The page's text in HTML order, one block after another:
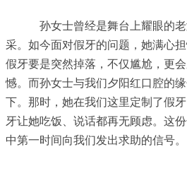
孙女士曾经是舞台上耀眼的
采。如今面对假牙的问题，她满心
假牙要是突然掉落，不仅尴尬，更
憾。而孙女士与我们夕阳红口腔的
下。那时，她在我们这里定制了假
牙让她吃饭、说话都再无顾虑。这
中第一时间向我们发出求助的信号。